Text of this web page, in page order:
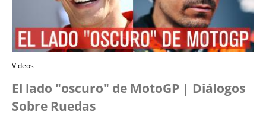
Videos
El lado "oscuro" de MotoGP | Diálogos
Sobre Ruedas